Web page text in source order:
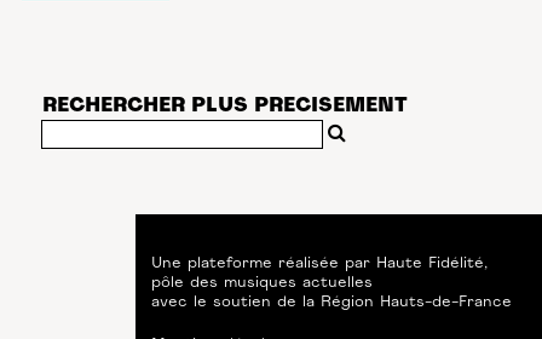
RECHERCHER PLUS PRECISEMENT
Une plateforme réalisée par Haute Fidélité,
pôle des musiques actuelles
avec le soutien de
la Région Hauts-de-France